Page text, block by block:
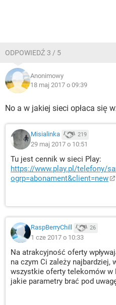
ODPOWIEDŹ 3 / 5
Anonimowy
18 maj 2017 o 09:39
No a w jakiej sieci opłaca się
Misialinka 219
29 maj 2017 o 10:51
Tu jest cennik w sieci Play:
https://www.play.pl/telefony/
ogrp=abonament&client=new
RaspBerryChill 26
1 cze 2017 o 10:33
Na atrakcyjność oferty
na czym Ci zależy najbardziej,
wszystkie oferty telekomów w
jakie parametry brać pod